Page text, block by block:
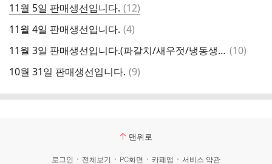
11월 5일 판매생선입니다. 댓
글
(12)
11월 4일 판매생선입니다. 댓
(4)
11월 3일 판매생선입니다.(파갈치/새우젓/냉동생선) 댓
(10)
10월 31일 판매생선입니다. 댓
(9)
맨위로
로그인 전체보기 PC화면 카페앱 서비스 약관